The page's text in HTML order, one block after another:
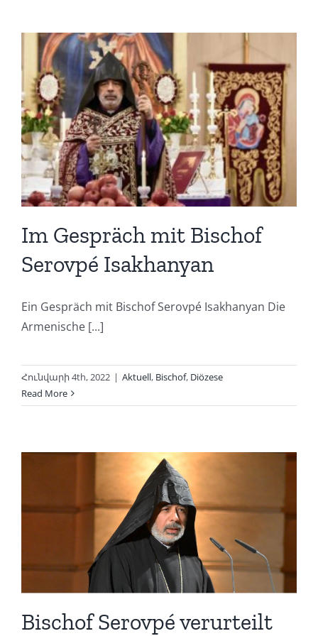
Im Gespräch mit Bischof
Serovpé Isakhanyan
Ein Gespräch mit Bischof Serovpé Isakhanyan Die
Armenische [...]
Հունվարի 4th, 2022 | Aktuell, Bischof, Diözese
Read More
Bischof Serovpé verurteilt